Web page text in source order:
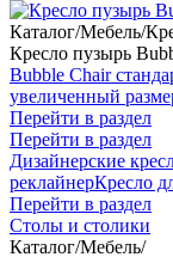
Каталог/Мебель/
Кресло пузырь
Bubble Chair
увеличенный
Перейти в раздел
Перейти в раздел
Дизайнерские
реклайнерКресло
Перейти в раздел
Столы и столики
Каталог/Мебель/